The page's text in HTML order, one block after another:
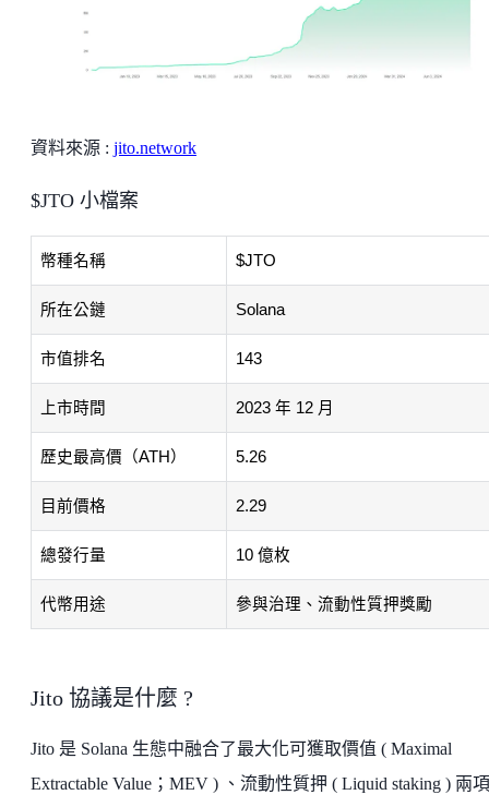
資料來源 : jito.network
$JTO 小檔案
幣種名稱 $JTO
所在公鏈 Solana
市值排名 143
上市時間 2023 年 12 月
歷史最高價（ATH） 5.26
目前價格 2.29
總發行量 10 億枚
代幣用途 參與治理、流動性質押獎勵
Jito 協議是什麼 ?
Jito 是 Solana 生態中融合了最大化可獲取價值 ( Maximal
Extractable Value；MEV ) 、流動性質押 ( Liquid staking ) 兩